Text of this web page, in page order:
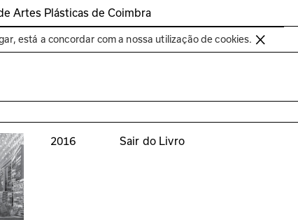
Artes Plásticas de Coimbra
Bienal de Coimbra
está a concordar com a nossa utilização de cookies.
2016 Sair do Livro